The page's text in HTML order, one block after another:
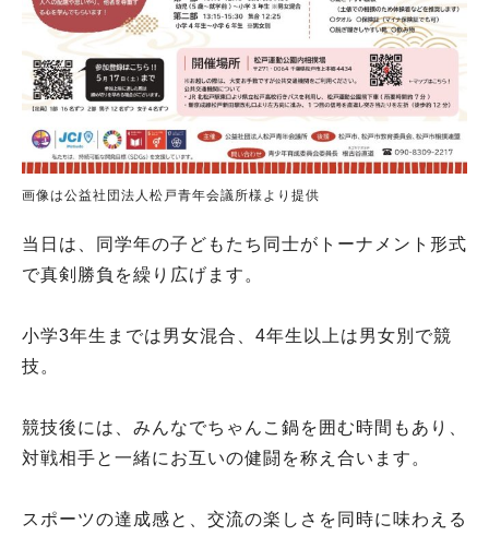
画像は公益社団法人松戸青年会議所様より提供
当日は、同学年の子どもたち同士がトーナメント形式
で真剣勝負を繰り広げます。
小学3年生までは男女混合、4年生以上は男女別で競
技。
競技後には、みんなでちゃんこ鍋を囲む時間もあり、
対戦相手と一緒にお互いの健闘を称え合います。
スポーツの達成感と、交流の楽しさを同時に味わえる